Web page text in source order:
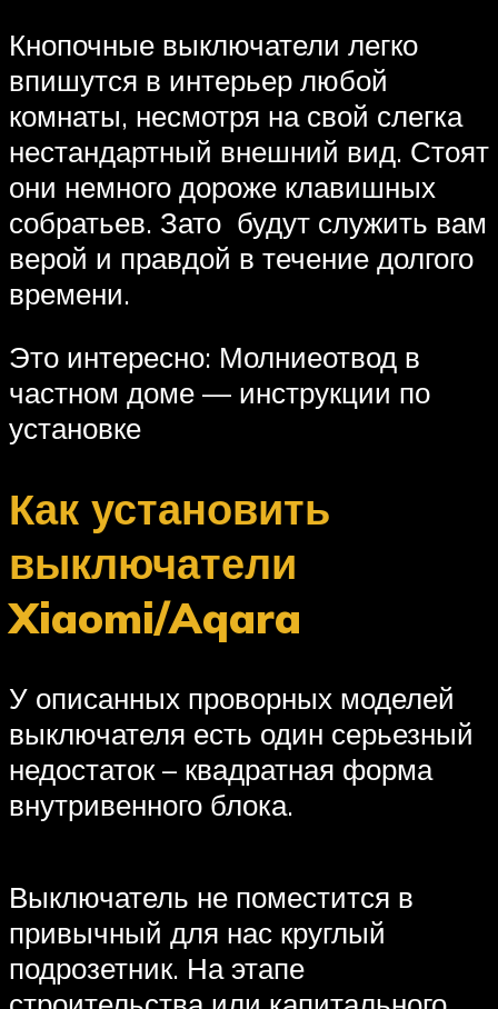
Кнопочные выключатели легко
впишутся в интерьер любой
комнаты, несмотря на свой слегка
нестандартный внешний вид. Стоят
они немного дороже клавишных
собратьев. Зато будут служить вам
верой и правдой в течение долгого
времени.
Это интересно: Молниеотвод в
частном доме — инструкции по
установке
Как установить
выключатели
Xiaomi/Aqara
У описанных проворных моделей
выключателя есть один серьезный
недостаток – квадратная форма
внутривенного блока.
Выключатель не поместится в
привычный для нас круглый
подрозетник. На этапе